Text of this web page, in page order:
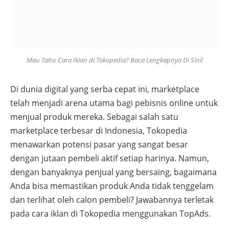
Mau Tahu Cara Iklan di Tokopedia? Baca Lengkapnya Di Sini!
Di dunia digital yang serba cepat ini, marketplace
telah menjadi arena utama bagi pebisnis online untuk
menjual produk mereka. Sebagai salah satu
marketplace terbesar di Indonesia, Tokopedia
menawarkan potensi pasar yang sangat besar
dengan jutaan pembeli aktif setiap harinya. Namun,
dengan banyaknya penjual yang bersaing, bagaimana
Anda bisa memastikan produk Anda tidak tenggelam
dan terlihat oleh calon pembeli? Jawabannya terletak
pada cara iklan di Tokopedia menggunakan TopAds.